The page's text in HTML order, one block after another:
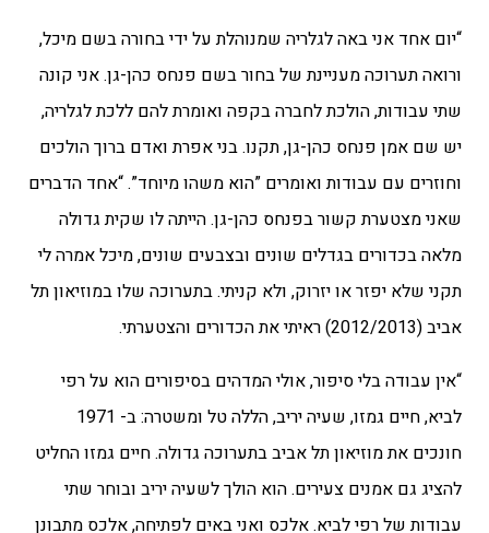
“יום אחד אני באה לגלריה שמנוהלת על ידי בחורה בשם מיכל,
ורואה תערוכה מעניינת של בחור בשם פנחס כהן-גן. אני קונה
שתי עבודות, הולכת לחברה בקפה ואומרת להם ללכת לגלריה,
יש שם אמן פנחס כהן-גן, תקנו. בני אפרת ואדם ברוך הולכים
וחוזרים עם עבודות ואומרים ”הוא משהו מיוחד”. “אחד הדברים
שאני מצטערת קשור בפנחס כהן-גן. הייתה לו שקית גדולה
מלאה בכדורים בגדלים שונים ובצבעים שונים, מיכל אמרה לי
תקני שלא יפזר או יזרוק, ולא קניתי. בתערוכה שלו במוזיאון תל
אביב (2012/2013) ראיתי את הכדורים והצטערתי.
“אין עבודה בלי סיפור, אולי המדהים בסיפורים הוא על רפי
לביא, חיים גמזו, שעיה יריב, הללה טל ומשטרה: ב- 1971
חונכים את מוזיאון תל אביב בתערוכה גדולה. חיים גמזו החליט
להציג גם אמנים צעירים. הוא הולך לשעיה יריב ובוחר שתי
עבודות של רפי לביא. אלכס ואני באים לפתיחה, אלכס מתבונן